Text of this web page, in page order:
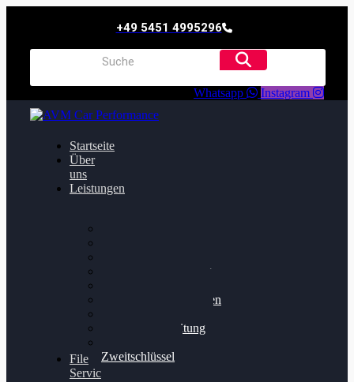
+49 5451 4995296
Whatsapp Instagram
Startseite
Über
uns
Leistungen
Getriebeoptimierung
Bremsscheiben planen
Felgenaufbereitung
Zweitschlüssel
File
Service